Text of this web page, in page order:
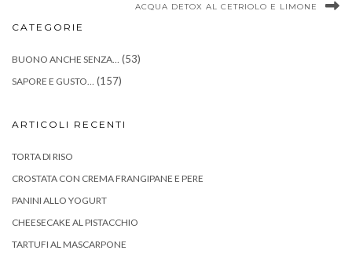
ACQUA DETOX AL CETRIOLO E LIMONE
CATEGORIE
BUONO ANCHE SENZA… (53)
SAPORE E GUSTO… (157)
ARTICOLI RECENTI
TORTA DI RISO
CROSTATA CON CREMA FRANGIPANE E PERE
PANINI ALLO YOGURT
CHEESECAKE AL PISTACCHIO
TARTUFI AL MASCARPONE